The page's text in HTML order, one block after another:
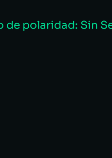
de polaridad: Sin